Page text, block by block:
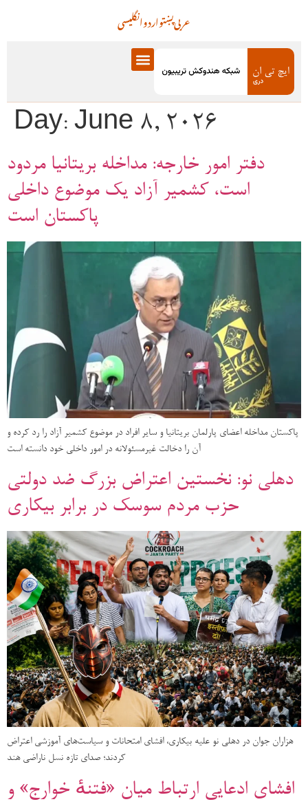
انگلیسیاردوپښتوعربی
Day: June 8, 2026
دفتر امور خارجه: مداخله بریتانیا مردود
است، کشمیر آزاد یک موضوع داخلی
پاکستان است
پاکستان مداخله اعضای پارلمان بریتانیا و سایر افراد در موضوع کشمیر آزاد را رد کرده و
آن را دخالت غیرمسئولانه در امور داخلی خود دانسته است
دهلی نو: نخستین اعتراض بزرگ ضد دولتی
حزب مردم سوسک در برابر بیکاری
هزاران جوان در دهلی نو علیه بیکاری، افشای امتحانات و سیاست‌های آموزشی اعتراض
کردند؛ صدای تازه نسل ناراضی هند
افشای ادعایی ارتباط میان «فتنهٔ خوارج» و